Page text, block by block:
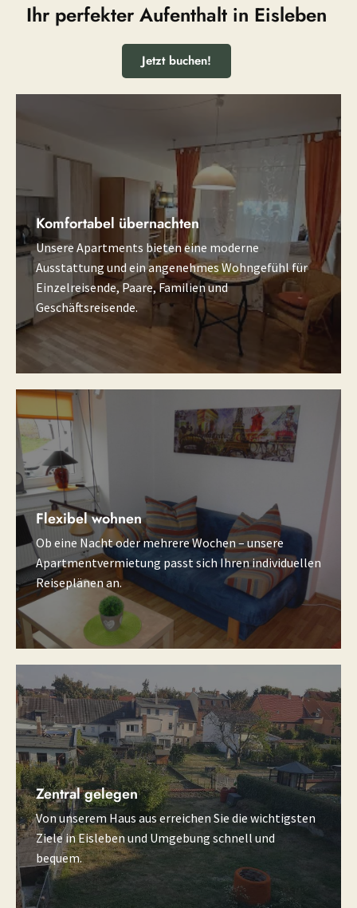
Ihr perfekter Aufenthalt in Eisleben
Jetzt buchen!
Komfortabel übernachten
Unsere Apartments bieten eine moderne
Ausstattung und ein angenehmes Wohngefühl für
Einzelreisende, Paare, Familien und
Geschäftsreisende.
Flexibel wohnen
Ob eine Nacht oder mehrere Wochen – unsere
Apartmentvermietung passt sich Ihren individuellen
Reiseplänen an.
Zentral gelegen
Von unserem Haus aus erreichen Sie die wichtigsten
Ziele in Eisleben und Umgebung schnell und
bequem.